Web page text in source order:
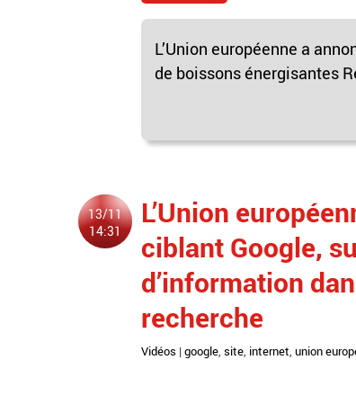
L’Union européenne a
de boissons énergisantes
13/11
14:31
L’Union
ciblant Google,
d’information
recherche
Vidéos | google site internet union